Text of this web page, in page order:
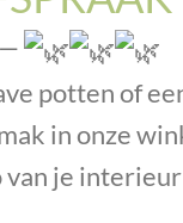
potten of
in onze
je